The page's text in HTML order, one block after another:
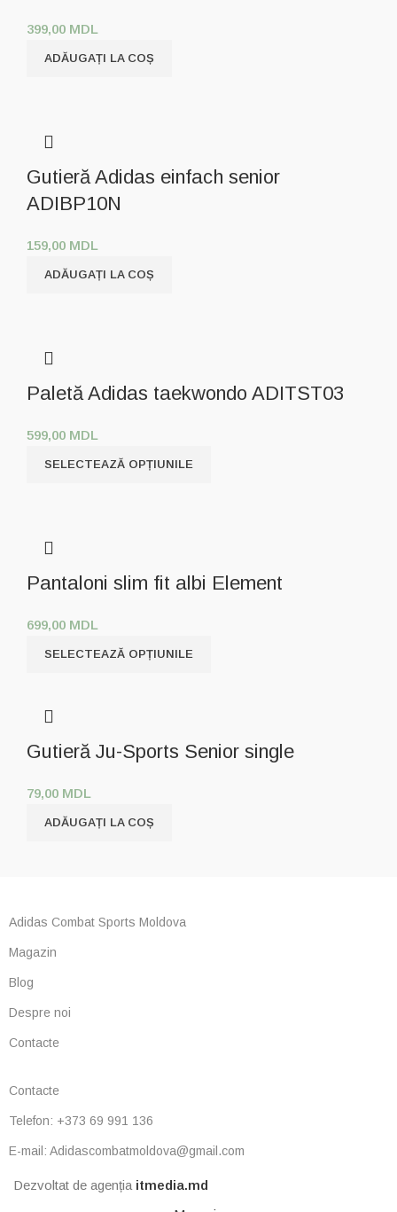
399,00 MDL
ADĂUGAȚI LA COȘ
Gutieră Adidas einfach senior
ADIBP10N
159,00 MDL
ADĂUGAȚI LA COȘ
Paletă Adidas taekwondo ADITST03
599,00 MDL
SELECTEAZĂ OPȚIUNILE
Pantaloni slim fit albi Element
699,00 MDL
SELECTEAZĂ OPȚIUNILE
Gutieră Ju-Sports Senior single
79,00 MDL
ADĂUGAȚI LA COȘ
Adidas Combat Sports Moldova
Magazin
Blog
Despre noi
Contacte
Contacte
Telefon: +373 69 991 136
E-mail: Adidascombatmoldova@gmail.com
Dezvoltat de agenția itmedia.md